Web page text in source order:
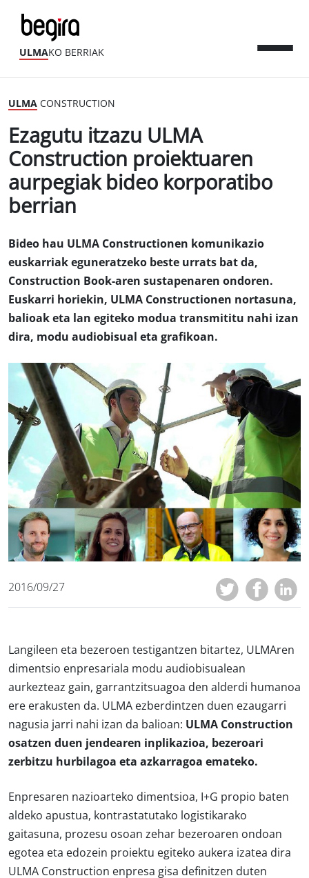
ULMAKO BERRIAK
ULMA CONSTRUCTION
Ezagutu itzazu ULMA
Construction proiektuaren
aurpegiak bideo korporatibo
berrian
Bideo hau ULMA Constructionen komunikazio
euskarriak eguneratzeko beste urrats bat da,
Construction Book-aren sustapenaren ondoren.
Euskarri horiekin, ULMA Constructionen nortasuna,
balioak eta lan egiteko modua transmititu nahi izan
dira, modu audiobisual eta grafikoan.
2016/09/27
Langileen eta bezeroen testigantzen bitartez, ULMAren
dimentsio enpresariala modu audiobisualean
aurkezteaz gain, garrantzitsuagoa den alderdi humanoa
ere erakusten da. ULMA ezberdintzen duen ezaugarri
nagusia jarri nahi izan da balioan: ULMA Construction
osatzen duen jendearen inplikazioa, bezeroari
zerbitzu hurbilagoa eta azkarragoa emateko.
Enpresaren nazioarteko dimentsioa, I+G propio baten
aldeko apustua, kontrastatutako logistikarako
gaitasuna, prozesu osoan zehar bezeroaren ondoan
egotea eta edozein proiektu egiteko aukera izatea dira
ULMA Construction enpresa gisa definitzen duten